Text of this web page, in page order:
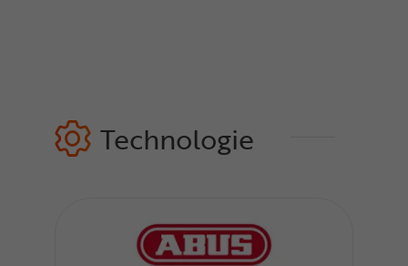
Technologie